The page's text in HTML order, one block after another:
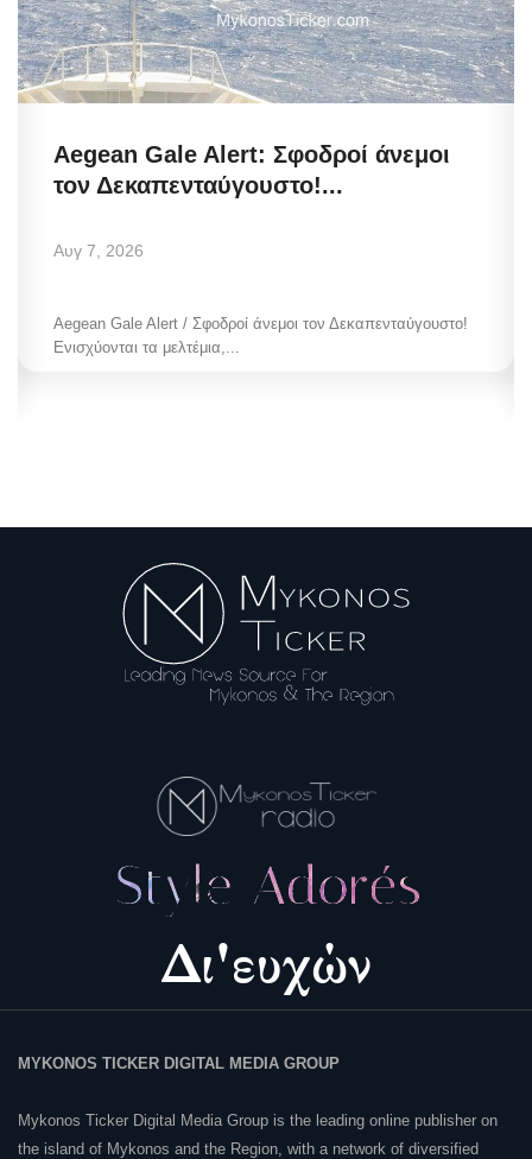
Aegean Gale Alert: Σφοδροί άνεμοι
τον Δεκαπενταύγουστο!...
Αυγ 7, 2026
Aegean Gale Alert / Σφοδροί άνεμοι τον Δεκαπενταύγουστο!
Ενισχύονται τα μελτέμια,...
MYKONOS TICKER DIGITAL MEDIA GROUP
Mykonos Ticker Digital Media Group is the leading online publisher on
the island of Mykonos and the Region, with a network of diversified